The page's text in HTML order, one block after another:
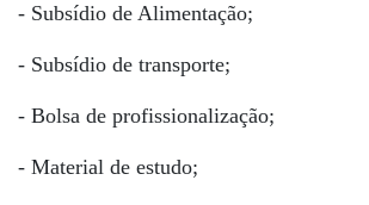
- Subsídio de Alimentação;
- Subsídio de transporte;
- Bolsa de profissionalização;
- Material de estudo;